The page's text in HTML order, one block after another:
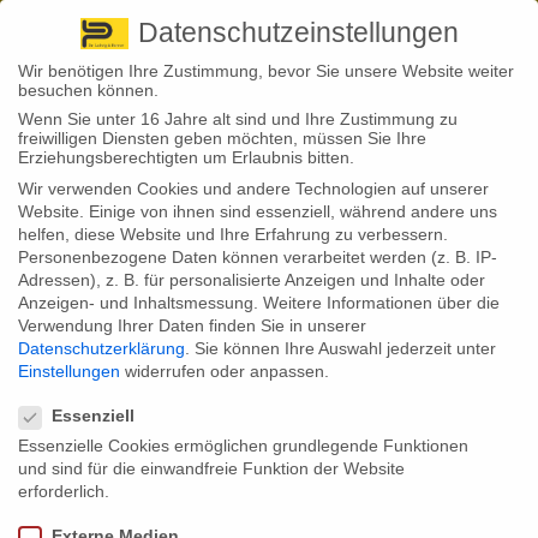
+ 49 3501 528571 |
Back to News
31
Aug.
Stephan Fröhlich
Pflegefinanzierung:
Vollversicherung gefordert und Kritik
daran
Ein Bündnis aus Sozialverbänden und Gewerkschaften machte sich
diese Woche für eine Pflegevollversicherung stark. Was sich dahinter
Datenschutzeinstellungen
Wir benötigen Ihre Zustimmung, bevor Sie unsere Website weiter
besuchen können.
Wenn Sie unter 16 Jahre alt sind und Ihre Zustimmung zu
freiwilligen Diensten geben möchten, müssen Sie Ihre
Erziehungsberechtigten um Erlaubnis bitten.
Wir verwenden Cookies und andere Technologien auf unserer
Website. Einige von ihnen sind essenziell, während andere uns
helfen, diese Website und Ihre Erfahrung zu verbessern.
Personenbezogene Daten können verarbeitet werden (z. B. IP-
Adressen), z. B. für personalisierte Anzeigen und Inhalte oder
Anzeigen- und Inhaltsmessung. Weitere Informationen über die
Verwendung Ihrer Daten finden Sie in unserer
Datenschutzerklärung
Sie können Ihre Auswahl jederzeit unter
Einstellungen widerrufen oder anpassen.
Essenziell
Essenzielle Cookies ermöglichen grundlegende Funktionen
und sind für die einwandfreie Funktion der Website
erforderlich.